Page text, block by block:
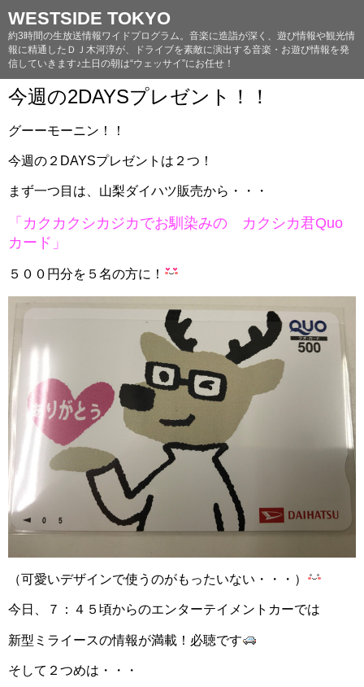
WESTSIDE TOKYO
約3時間の生放送情報ワイドプログラム。音楽に造詣が深く、遊び情報や観光情
報に精通したＤＪ木河淳が、ドライブを素敵に演出する音楽・お遊び情報を発
信していきます♪土日の朝は“ウェッサイ”にお任せ！
今週の2DAYSプレゼント！！
グーーモーニン！！
今週の２DAYSプレゼントは２つ！
まず一つ目は、山梨ダイハツ販売から・・・
「カクカクシカジカでお馴染みの カクシカ君Quo
カード」
５００円分を５名の方に！
（可愛いデザインで使うのがもったいない・・・）
今日、７：４５頃からのエンターテイメントカーでは
新型ミライースの情報が満載！必聴です
そして２つめは・・・